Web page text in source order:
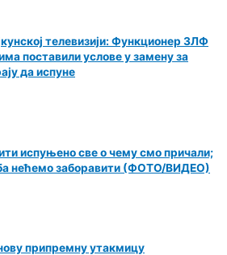
телевизији: Функционер ЗЛФ
поставили услове у замену за
да испуне
испуњено све о чему смо причали;
нећемо заборавити (ФОТО/ВИДЕО)
припремну утакмицу